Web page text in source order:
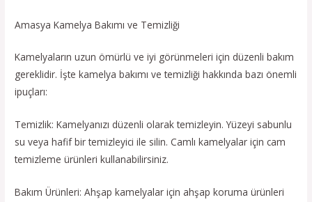
Amasya Kamelya Bakımı ve Temizliği
Kamelyaların uzun ömürlü ve iyi görünmeleri için düzenli bakım
gereklidir. İşte kamelya bakımı ve temizliği hakkında bazı önemli
ipuçları:
Temizlik: Kamelyanızı düzenli olarak temizleyin. Yüzeyi sabunlu
su veya hafif bir temizleyici ile silin. Camlı kamelyalar için cam
temizleme ürünleri kullanabilirsiniz.
Bakım Ürünleri: Ahşap kamelyalar için ahşap koruma ürünleri